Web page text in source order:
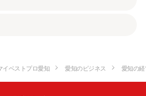
イベストプロ愛知 愛知のビジネス 愛知の